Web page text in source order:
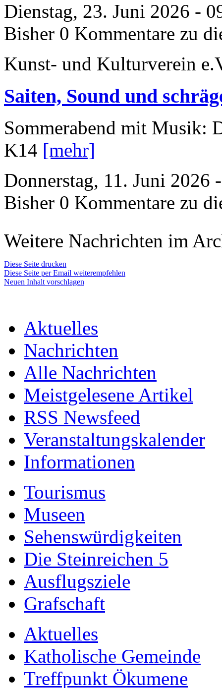
Dienstag, 23. Juni 2026 -
Bisher 0 Kommentare zu
Kunst- und Kulturverein
Saiten, Sound und
Sommerabend mit Musik:
K14 [mehr]
Donnerstag, 11. Juni 2026
Bisher 0 Kommentare zu
Weitere Nachrichten im
Diese Seite drucken
Diese Seite per Email weiterempfehlen
Neuen Inhalt vorschlagen
Aktuelles
Nachrichten
Alle Nachrichten
Meistgelesene Artikel
RSS Newsfeed
Veranstaltungskalender
Informationen
Tourismus
Museen
Sehenswürdigkeiten
Die Steinreichen 5
Ausflugsziele
Grafschaft
Aktuelles
Katholische Gemeinde
Treffpunkt Ökumene